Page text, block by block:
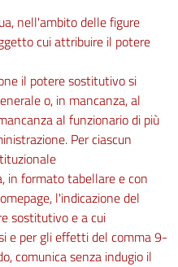
nell'ambito delle figure
cui attribuire il potere
il potere sostitutivo si
o, in mancanza, al
al funzionario di più
Per ciascun
in formato tabellare e con
l'indicazione del
sostitutivo e a cui
e per gli effetti del comma 9-
comunica senza indugio il